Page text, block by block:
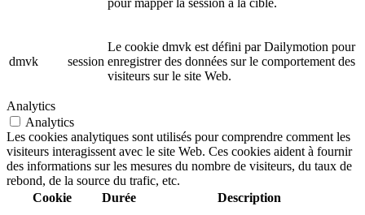
pour mapper la session à la cible.
dmvk session
Le cookie dmvk est défini par Dailymotion pour
enregistrer des données sur le comportement des
visiteurs sur le site Web.
Analytics
Analytics
Les cookies analytiques sont utilisés pour comprendre comment les
visiteurs interagissent avec le site Web. Ces cookies aident à fournir
des informations sur les mesures du nombre de visiteurs, du taux de
rebond, de la source du trafic, etc.
Cookie
Durée Description